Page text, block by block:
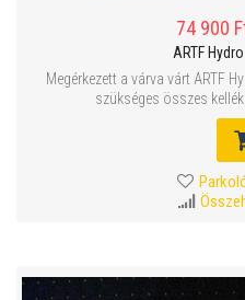
74 900
ARTF
Megérkezett a várva várt ARTF
szükséges összes